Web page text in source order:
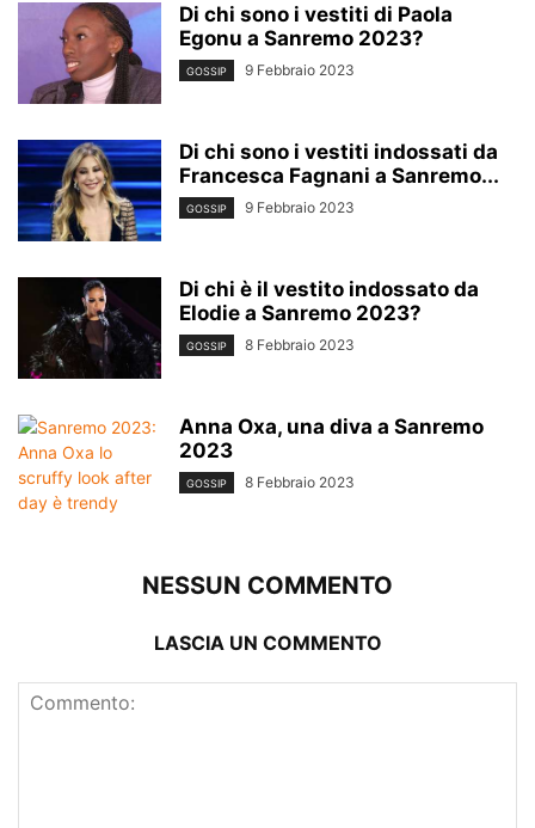
Di chi sono i vestiti di Paola
Egonu a Sanremo 2023?
GOSSIP 9 Febbraio 2023
Di chi sono i vestiti indossati da
Francesca Fagnani a Sanremo...
GOSSIP 9 Febbraio 2023
Di chi è il vestito indossato da
Elodie a Sanremo 2023?
GOSSIP 8 Febbraio 2023
Anna Oxa, una diva a Sanremo
2023
GOSSIP 8 Febbraio 2023
NESSUN COMMENTO
LASCIA UN COMMENTO